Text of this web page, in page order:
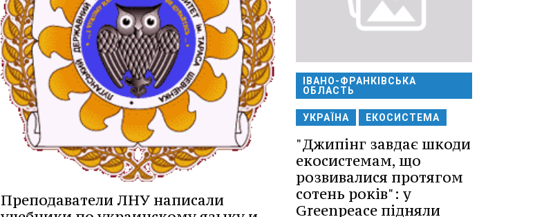
Преподаватели ЛНУ написали
ІВАНО-ФРАНКІВСЬКА
ОБЛАСТЬ
УКРАЇНА ЕКОСИСТЕМА
"Джипінг завдає шкоди
екосистемам, що
розвивалися протягом
сотень років": у
Greenpeace підняли